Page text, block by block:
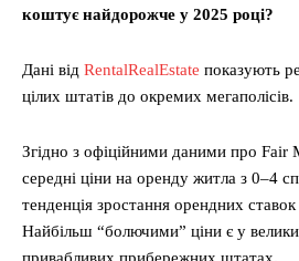
коштує найдорожче у 2025 році?
Дані від RentalRealEstate показують
цілих штатів до окремих мегаполісів.
Згідно з офіційними даними про Fair
середні ціни на оренду житла з 0–4
тенденція зростання орендних
Найбільш “болючими” ціни є у